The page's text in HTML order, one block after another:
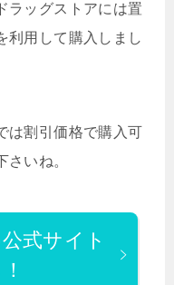
ラッグストアには置
利用して購入しまし
割引価格で購入可
いね。
式サイト